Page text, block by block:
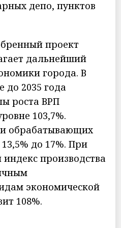
депо, пунктов
проект
дальнейший
города. В
до 2035 года
роста ВРП
103,7%.
обрабатывающих
до 17%. При
производства
экономической
108%.